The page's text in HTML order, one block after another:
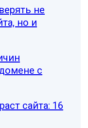
не
но и
с
сайта: 16